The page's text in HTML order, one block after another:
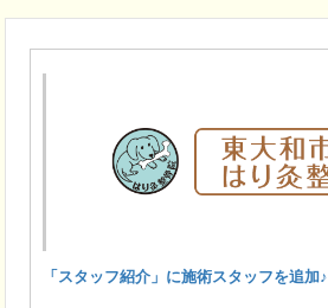
「スタッフ紹介」に施術スタッフを追加♪